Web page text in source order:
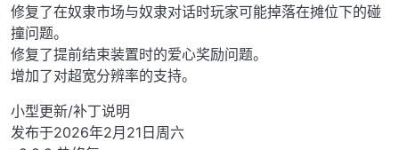
修复了在奴隶市场与奴隶对话时玩家可能掉落在摊位下的碰
撞问题。
修复了提前结束装置时的爱心奖励问题。
增加了对超宽分辨率的支持。
小型更新/补丁说明
发布于2026年2月21日周六